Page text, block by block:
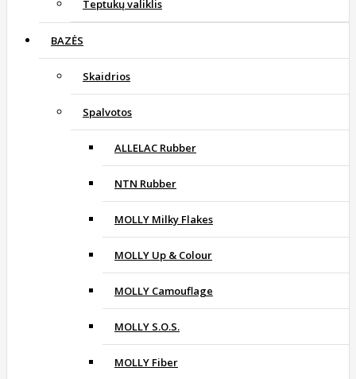
Teptukų valiklis
BAZĖS
Skaidrios
Spalvotos
ALLELAC Rubber
NTN Rubber
MOLLY Milky Flakes
MOLLY Up & Colour
MOLLY Camouflage
MOLLY S.O.S.
MOLLY Fiber